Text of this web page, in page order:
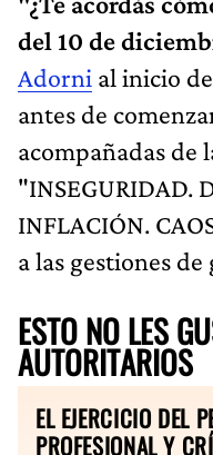
del 10 de
Adorni al inicio
antes de
acompañadas de
"INSEGURIDAD.
INFLACIÓN.
a las gestiones
ESTO NO LES
AUTORITARIOS
EL EJERCICIO DEL
PROFESIONAL Y